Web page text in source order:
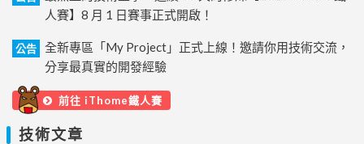
人賽】8 月 1 日賽事正式開啟！
公告
全新專區「My Project」正式上線！邀請你用技術交流，
分享最真實的開發經驗
前往 iThome鐵人賽
技術文章